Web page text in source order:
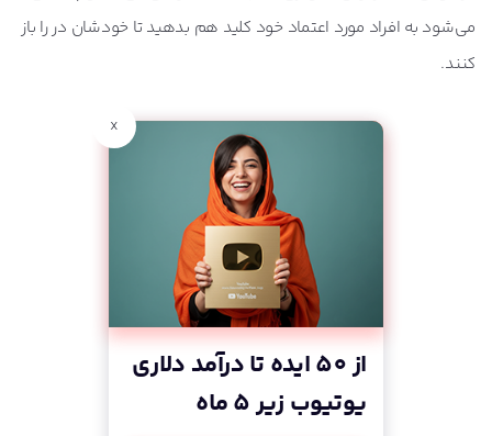
می‌شود به افراد مورد اعتماد خود کلید هم بدهید تا خودشان در را باز
کنند.
x
از 50 ایده تا درآمد دلاری
یوتیوب زیر 5 ماه